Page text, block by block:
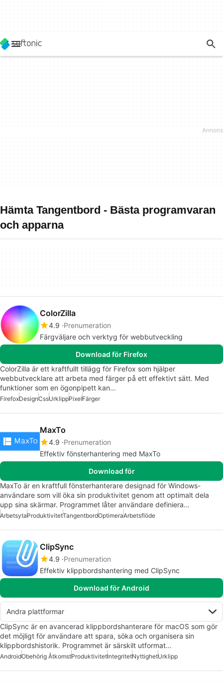
Hämta Tangentbord - Bästa programvaran
och apparna
ColorZilla
4.9 Prenumeration
Färgväljare och verktyg för webbutveckling
Download för Firefox
ColorZilla är ett kraftfullt tillägg för Firefox som hjälper
webbutvecklare att arbeta med färger på ett effektivt sätt. Med
funktioner som en ögonpipett kan…
FirefoxDesignCssUrklippPixelFärger
MaxTo
4.9 Prenumeration
Effektiv fönsterhantering med MaxTo
Download för
MaxTo är en kraftfull fönsterhanterare designad för Windows-
användare som vill öka sin produktivitet genom att optimalt dela
upp sina skärmar. Programmet låter användare definiera…
ArbetsytaProduktivitetTangentbordOptimeraArbetsflöde
ClipSync
4.9 Prenumeration
Effektiv klippbordshantering med ClipSync
Download för Android
Andra plattformar
ClipSync är en avancerad klippbordshanterare för macOS som gör
det möjligt för användare att spara, söka och organisera sin
klippbordshistorik. Programmet är särskilt utformat…
AndroidObehörig ÅtkomstProduktivitetIntegritetNyttighetUrklipp